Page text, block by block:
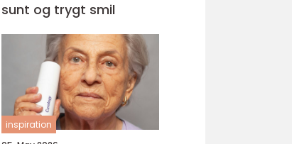
sunt og trygt smil
inspiration